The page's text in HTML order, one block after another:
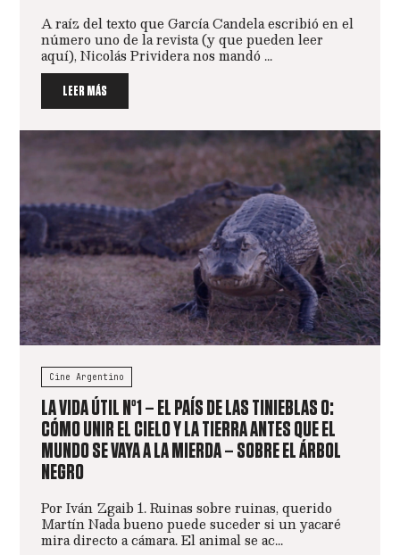
A raíz del texto que García Candela escribió en el
número uno de la revista (y que pueden leer
aquí), Nicolás Prividera nos mandó ...
LEER MÁS
Cine Argentino
LA VIDA ÚTIL Nº1 – EL PAÍS DE LAS TINIEBLAS O:
CÓMO UNIR EL CIELO Y LA TIERRA ANTES QUE EL
MUNDO SE VAYA A LA MIERDA – SOBRE EL ÁRBOL
NEGRO
Por Iván Zgaib 1. Ruinas sobre ruinas, querido
Martín Nada bueno puede suceder si un yacaré
mira directo a cámara. El animal se ac...